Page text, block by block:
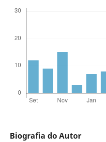
Biografia do Autor